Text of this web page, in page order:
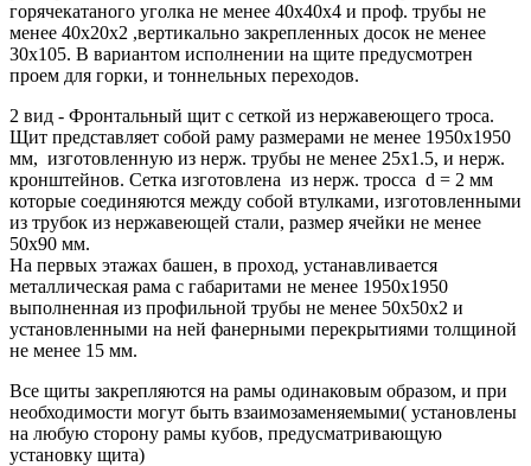
горячекатаного уголка не менее 40x40x4 и проф. трубы не
менее 40x20x2 ,вертикально закрепленных досок не менее
30x105. В вариантом исполнении на щите предусмотрен
проем для горки, и тоннельных переходов.
2 вид - Фронтальный щит с сеткой из нержавеющего троса.
Щит представляет собой раму размерами не менее 1950x1950
мм, изготовленную из нерж. трубы не менее 25x1.5, и нерж.
кронштейнов. Сетка изготовлена из нерж. тросса d = 2 мм
которые соединяются между собой втулками, изготовленными
из трубок из нержавеющей стали, размер ячейки не менее
50x90 мм.
На первых этажах башен, в проход, устанавливается
металлическая рама с габаритами не менее 1950x1950
выполненная из профильной трубы не менее 50x50x2 и
установленными на ней фанерными перекрытиями толщиной
не менее 15 мм.
Все щиты закрепляются на рамы одинаковым образом, и при
необходимости могут быть взаимозаменяемыми( установлены
на любую сторону рамы кубов, предусматривающую
установку щита)